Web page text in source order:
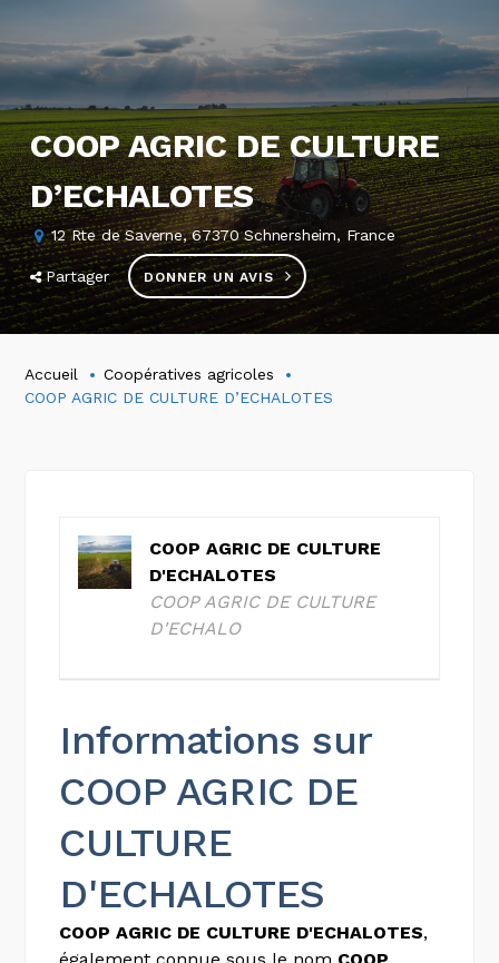
COOP AGRIC DE CULTURE
D’ECHALOTES
12 Rte de Saverne, 67370 Schnersheim, France
Partager DONNER UN AVIS
Accueil
Coopératives agricoles
COOP AGRIC DE CULTURE D’ECHALOTES
COOP AGRIC DE CULTURE
D'ECHALOTES
COOP AGRIC DE CULTURE
D'ECHALO
Informations sur
COOP AGRIC DE
CULTURE
D'ECHALOTES
COOP AGRIC DE CULTURE D'ECHALOTES,